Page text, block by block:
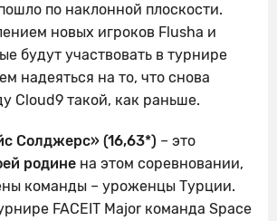
по наклонной плоскости.
новых игроков Flusha и
будут участвовать в турнире
надеяться на то, что снова
Cloud9 такой, как раньше.
Солджерс» (16,63*) – это
родине на этом соревновании,
команды – уроженцы Турции.
FACEIT Major команда Space